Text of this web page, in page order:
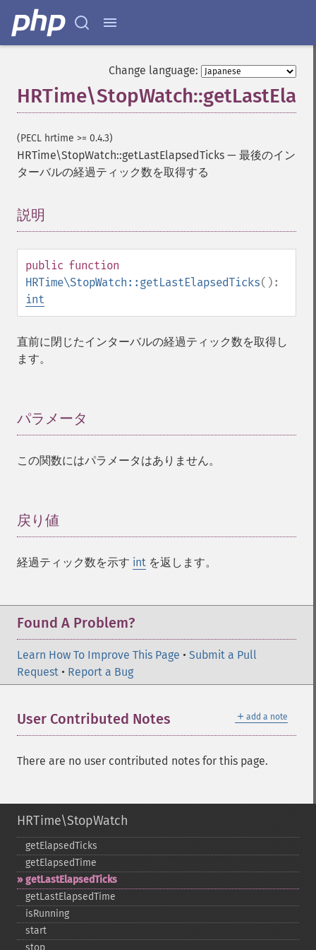
Change language:
(PECL hrtime >= 0.4.3)
HRTime\StopWatch::getLastElapsedTicks — 最後のイン
ターバルの経過ティック数を取得する
説明
public function
HRTime\StopWatch::getLastElapsedTicks():
int
直前に閉じたインターバルの経過ティック数を取得し
ます。
パラメータ
この関数にはパラメータはありません。
戻り値
経過ティック数を示す int を返します。
Found A Problem?
Learn How To Improve This Page • Submit a Pull
Request • Report a Bug
＋ add a note
User Contributed Notes
There are no user contributed notes for this page.
HRTime\StopWatch
getElapsedTicks
getElapsedTime
getLastElapsedTicks
getLastElapsedTime
isRunning
start
stop